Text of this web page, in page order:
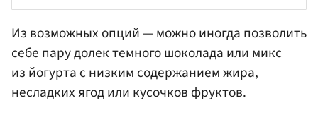
Из возможных опций — можно иногда позволить
себе пару долек темного шоколада или микс
из йогурта с низким содержанием жира,
несладких ягод или кусочков фруктов.